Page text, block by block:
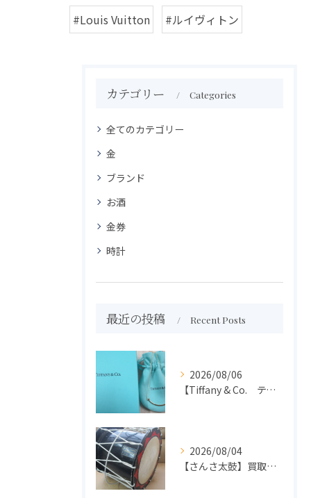
#Louis Vuitton #ルイヴィトン
カテゴリー Categories
全てのカテゴリー
金
ブランド
お酒
金券
時計
最近の投稿 Recent Posts
2026/08/06
【Tiffany & Co. ティファニー】買取 大吉盛岡店 アクセサリー買取しました！！
2026/08/04
【さんさ太鼓】買取 大吉盛岡店 楽器 買取します！！